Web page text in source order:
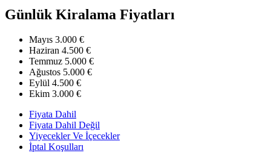
Günlük Kiralama Fiyatları
Mayıs 3.000 €
Haziran 4.500 €
Temmuz 5.000 €
Ağustos 5.000 €
Eylül 4.500 €
Ekim 3.000 €
Fiyata Dahil
Fiyata Dahil Değil
Yiyecekler Ve İçecekler
İptal Koşulları